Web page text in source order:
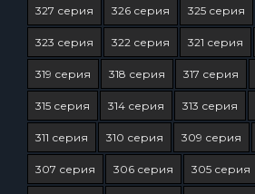
327 серия 326 серия 325 серия
323 серия 322 серия 321 серия
319 серия 318 серия 317 серия
315 серия 314 серия 313 серия
311 серия 310 серия 309 серия
307 серия 306 серия 305 серия